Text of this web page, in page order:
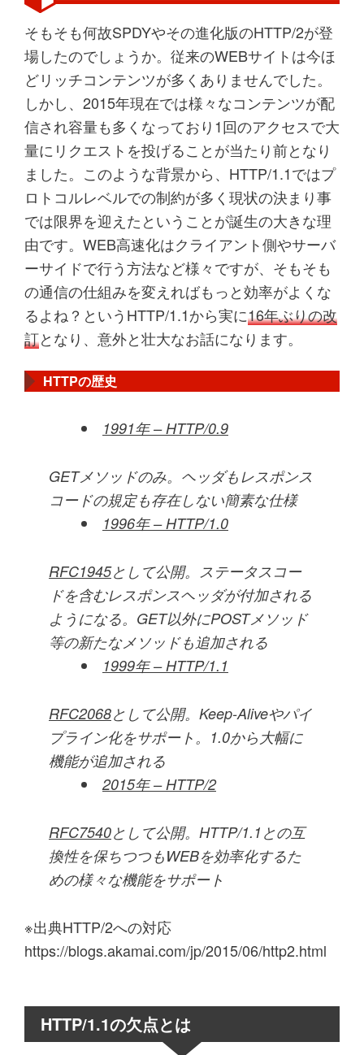
そもそも何故SPDYやその進化版のHTTP/2が登
場したのでしょうか。従来のWEBサイトは今ほ
どリッチコンテンツが多くありませんでした。
しかし、2015年現在では様々なコンテンツが配
信され容量も多くなっており1回のアクセスで大
量にリクエストを投げることが当たり前となり
ました。このような背景から、HTTP/1.1ではプ
ロトコルレベルでの制約が多く現状の決まり事
では限界を迎えたということが誕生の大きな理
由です。WEB高速化はクライアント側やサーバ
ーサイドで行う方法など様々ですが、そもそも
の通信の仕組みを変えればもっと効率がよくな
るよね？というHTTP/1.1から実に16年ぶりの改
訂となり、意外と壮大なお話になります。
HTTPの歴史
1991年 – HTTP/0.9
GETメソッドのみ。ヘッダもレスポンス
コードの規定も存在しない簡素な仕様
1996年 – HTTP/1.0
RFC1945として公開。ステータスコー
ドを含むレスポンスヘッダが付加される
ようになる。GET以外にPOSTメソッド
等の新たなメソッドも追加される
1999年 – HTTP/1.1
RFC2068として公開。Keep-Aliveやパイ
プライン化をサポート。1.0から大幅に
機能が追加される
2015年 – HTTP/2
RFC7540として公開。HTTP/1.1との互
換性を保ちつつもWEBを効率化するた
めの様々な機能をサポート
※出典HTTP/2への対応
https://blogs.akamai.com/jp/2015/06/http2.html
HTTP/1.1の欠点とは